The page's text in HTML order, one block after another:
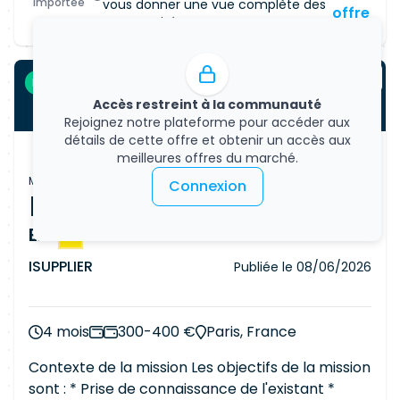
développeur·ses dans leur adoption. Utiliser
et expliquer le code généré. Contribuer
progressivement à l'animation d'une
communauté frontend transverse.
Environnement technique :JavaScriptVanilla,
Sass, Webpack, Storybook, Git, intégration
continue, tests unitaires et d'intégration. La
trajectoire cible s'oriente versJavaScript
TypeScript et un framework moderne.
vous donner une vue complète des
opportunités.
Accès restreint à la communauté
Rejoignez notre plateforme pour accéder aux
détails de cette offre et obtenir un accès aux
meilleures offres du marché.
Connexion
offre
Freelance
Mission freelance
[FBO] Développeur C#.Net Sencha
ExtJS- 1789
ISUPPLIER Publiée le 08/06/2026
4 mois 300-400 €
Paris, France
Contexte de la mission Les objectifs de la mission
sont : * Prise de connaissance de l'existant *